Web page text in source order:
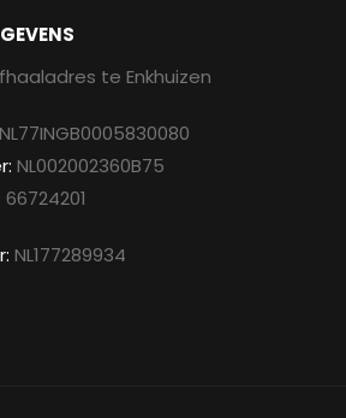
te Enkhuizen
NL77INGB0005830080
NL002002360B75
66724201
NL177289934